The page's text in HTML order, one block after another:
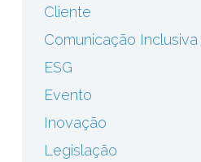
Cliente
Comunicação Inclusiva
ESG
Evento
Inovação
Legislação